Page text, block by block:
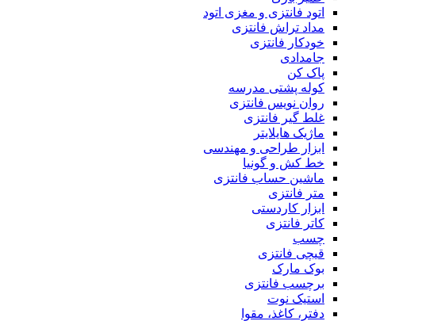
اتود فانتزی و مغزی اتود
مداد تراش فانتزی
خودکار فانتزی
جامدادی
پاک کن
کوله پشتی مدرسه
روان نویس فانتزی
غلط گیر فانتزی
ماژیک هایلایتر
ابزار طراحی و مهندسی
خط کش و گونیا
ماشین حساب فانتزی
متر فانتزی
ابزار کاردستی
کاتر فانتزی
چسب
قیچی فانتزی
بوک مارک
برچسب فانتزی
استیک نوت
دفتر، کاغذ، مقوا